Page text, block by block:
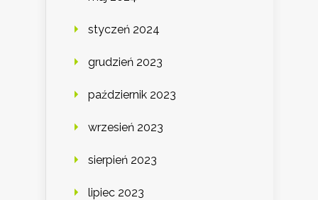
styczeń 2024
grudzień 2023
październik 2023
wrzesień 2023
sierpień 2023
lipiec 2023